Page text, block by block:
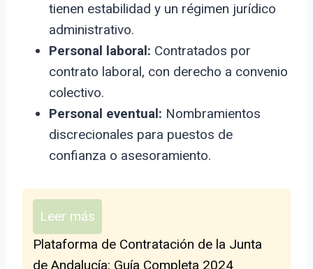
tienen estabilidad y un régimen jurídico
administrativo.
Personal laboral: Contratados por
contrato laboral, con derecho a convenio
colectivo.
Personal eventual: Nombramientos
discrecionales para puestos de
confianza o asesoramiento.
Leer más
Plataforma de Contratación de la Junta
de Andalucía: Guía Completa 2024